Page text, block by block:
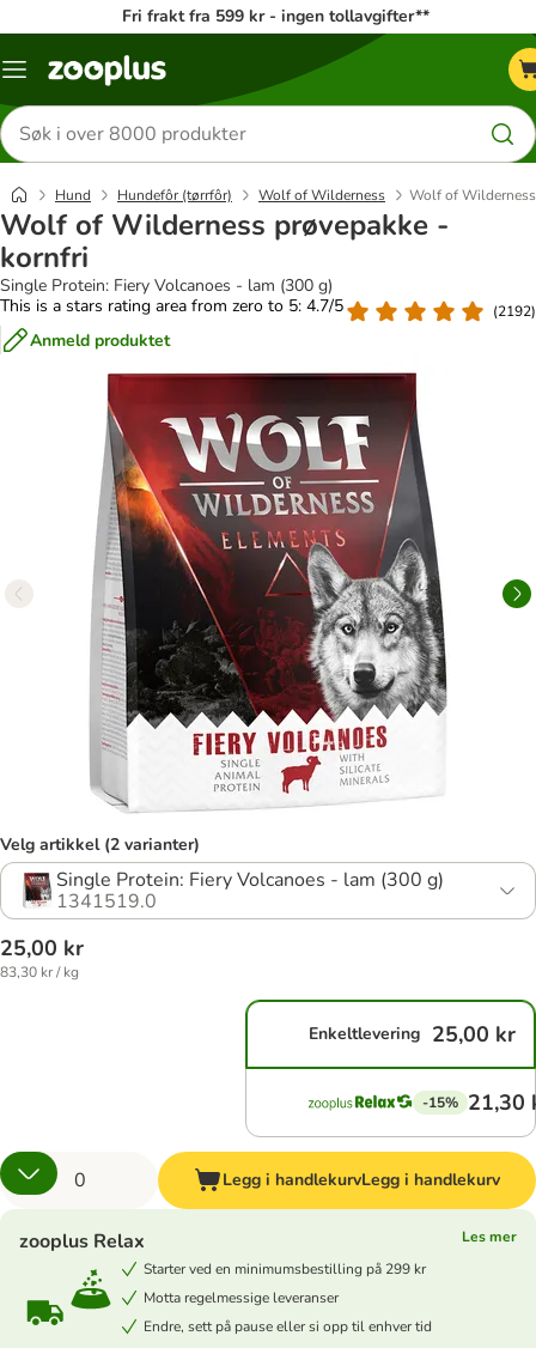
Fri frakt fra 599 kr - ingen tollavgifter**
Katalogmeny
Søk
etter
produkter
Hund Hundefôr (tørrfôr) Wolf of Wilderness Wolf of
Wolf of Wilderness prøvepakke -
kornfri
Single Protein: Fiery Volcanoes - lam (300 g)
This is a stars rating area from zero to 5: 4.7/5
(2192)
Anmeld produktet
Velg artikkel (2 varianter)
Single Protein: Fiery Volcanoes - lam (300 g)
1341519.0
25,00 kr
83,30 kr / kg
Enkeltlevering 25,00 kr
-15% 21,30
Legg i handlekurvLegg i handlekurv
zooplus Relax
Les mer
Starter ved en minimumsbestilling på 299 kr
Motta regelmessige leveranser
Endre, sett på pause eller si opp til enhver tid